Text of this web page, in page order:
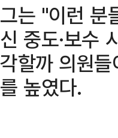
그는 "이런 분
신 중도·보수
각할까 의원
를 높였다.